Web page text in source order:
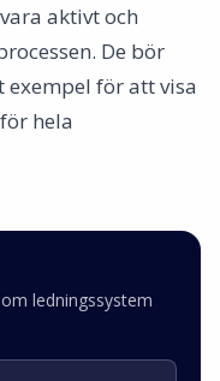
aktivt och
De bör
exempel för att visa
hela
ledningssystem